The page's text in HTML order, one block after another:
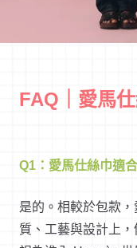
FAQ｜愛馬
Q1：愛馬仕絲巾適
是的。相較於包款
質、工藝與設計上